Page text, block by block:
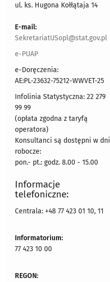
ul. ks. Hugona Kołłątaja 14
E-mail:
SekretariatUSopl@stat.gov.pl
e-PUAP
e-Doręczenia:
AE:PL-23632-75212-WWVET-25
Infolinia Statystyczna: 22 279
99 99
(opłata zgodna z taryfą
operatora)
Konsultanci są dostępni w dni
robocze:
pon.- pt.: godz. 8.00 - 15.00
Informacje
telefoniczne:
Centrala: +48 77 423 01 10, 11
Informatorium:
77 423 10 00
REGON: